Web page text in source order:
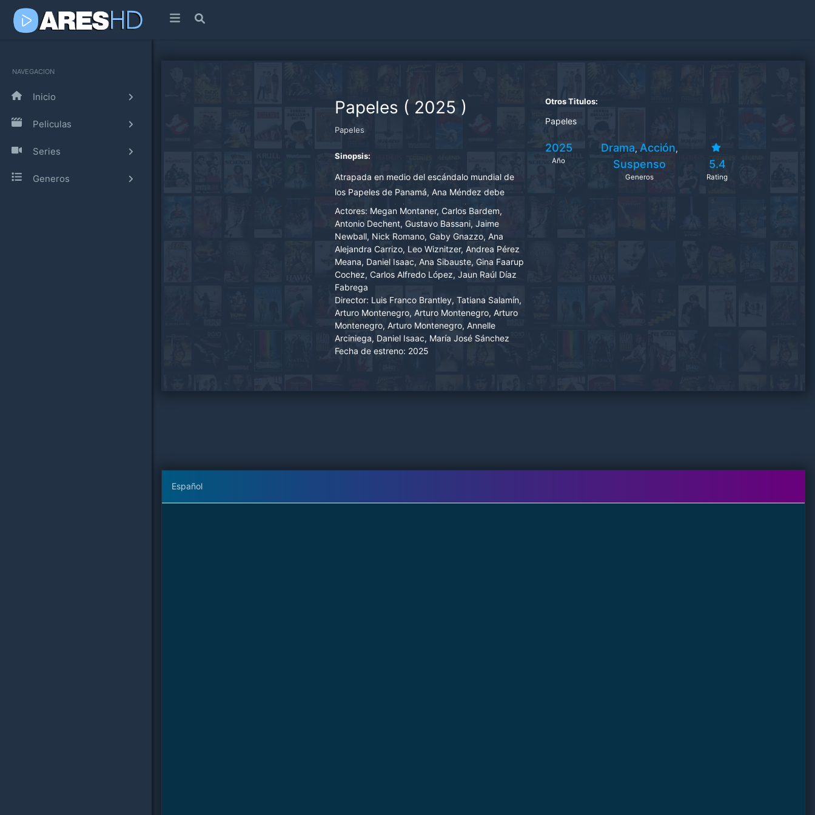
NAVEGACION
Inicio
Peliculas
Series
Generos
Papeles ( 2025 )
Papeles
Sinopsis:
Atrapada en medio del escándalo mundial de
los Papeles de Panamá, Ana Méndez debe
luchar contra el sistema, los medios de
comunicación mundiales y su propia brújula
ética para intentar restaurar su reputación y
salvar a su familia.
Actores: Megan Montaner, Carlos Bardem,
Antonio Dechent, Gustavo Bassani, Jaime
Newball, Nick Romano, Gaby Gnazzo, Ana
Alejandra Carrizo, Leo Wiznitzer, Andrea Pérez
Meana, Daniel Isaac, Ana Sibauste, Gina Faarup
Cochez, Carlos Alfredo López, Jaun Raúl Díaz
Fabrega
Director: Luis Franco Brantley, Tatiana Salamín,
Arturo Montenegro, Arturo Montenegro, Arturo
Montenegro, Arturo Montenegro, Annelle
Arciniega, Daniel Isaac, María José Sánchez
Fecha de estreno: 2025
Otros Titulos:
Papeles
2025
Año
Drama, Acción,
Suspenso
Generos
5.4
Rating
Español